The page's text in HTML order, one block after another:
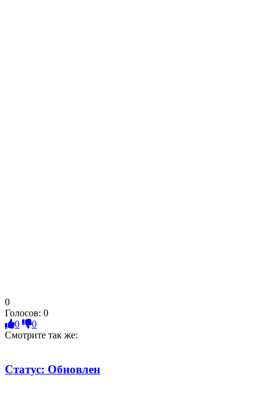
0
Голосов: 0
0
0
Смотрите так же:
Статус: Обновлен